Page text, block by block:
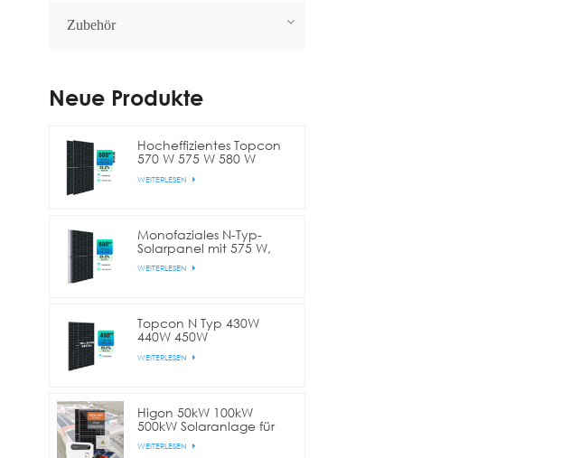
Zubehör
Neue Produkte
Hocheffizientes Topcon
570 W 575 W 580 W
Halbzellen-Solarmodul
WEITERLESEN
Monofaziales N-Typ-
Solarpanel mit 575 W,
580 W, 590 W, 600 W
und 144 Zellen
WEITERLESEN
Topcon N Typ 430W
440W 450W
Halbzellen-Solarpanel
WEITERLESEN
Higon 50kW 100kW
500kW Solaranlage für
Gewerbe und Industrie
WEITERLESEN